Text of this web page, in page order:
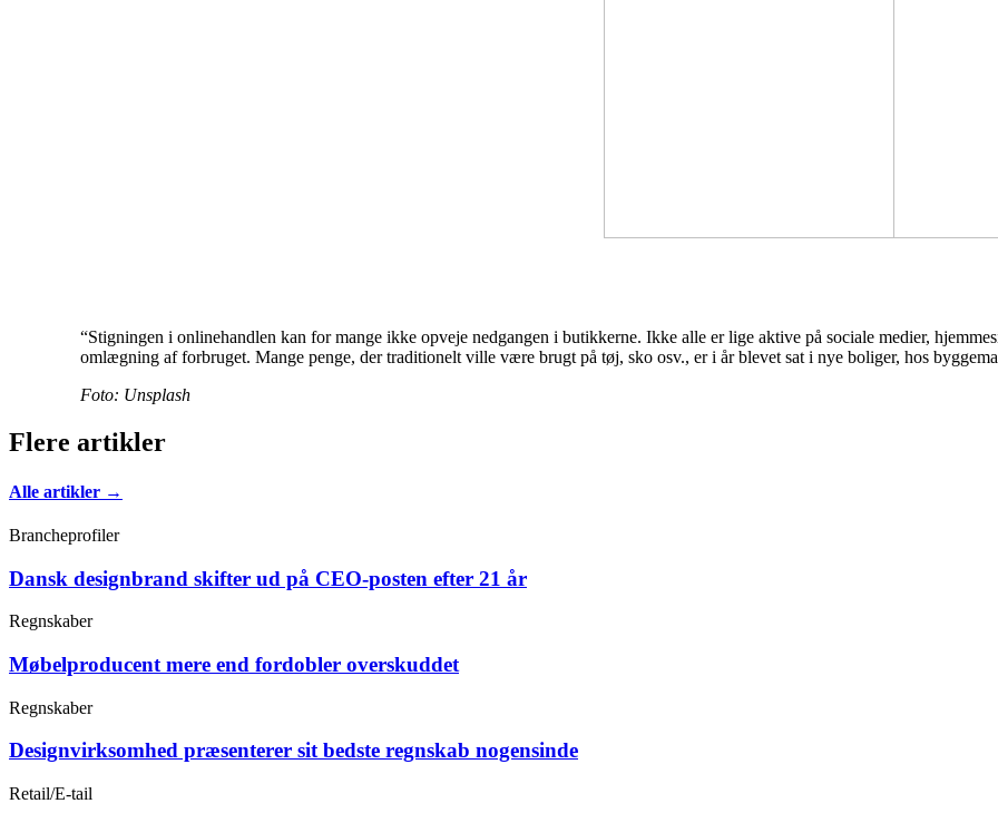
“Stigningen i onlinehandlen kan for mange ikke opveje nedgangen i butikkerne. Ikke alle er lige aktive på sociale medier,
omlægning af forbruget. Mange penge, der traditionelt ville være brugt på tøj, sko osv., er i år blevet sat i nye boliger, hos
Foto: Unsplash
Flere artikler
Alle artikler →
Brancheprofiler
Dansk designbrand skifter ud på CEO-posten efter 21 år
Regnskaber
Møbelproducent mere end fordobler overskuddet
Regnskaber
Designvirksomhed præsenterer sit bedste regnskab nogensinde
Retail/E-tail